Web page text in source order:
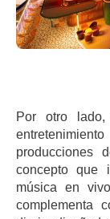
Por otro
producciones
concepto que
música en
complementa